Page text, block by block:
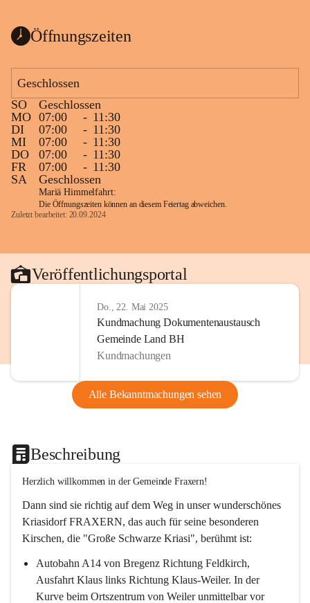
Öffnungszeiten
Geschlossen
SO
Geschlossen
MO 07:00 - 11:30
DI
07:00 - 11:30
MI
07:00 - 11:30
DO
07:00 - 11:30
FR
07:00 - 11:30
SA
Geschlossen
Mariä Himmelfahrt:
Die Öffnungszeiten können an diesem Feiertag abweichen.
Zuletzt bearbeitet: 20.09.2024
Veröffentlichungsportal
Do., 22. Mai 2025
Kundmachung Dokumentenaustausch
Gemeinde Land BH
Kundmachungen
Alle Bekanntmachungen sehen
Beschreibung
Herzlich willkommen in der Gemeinde Fraxern!
Dann sind sie richtig auf dem Weg in unser wunderschönes
Kriasidorf FRAXERN, das auch für seine besonderen
Kirschen, die "Große Schwarze Kriasi", berühmt ist:
Autobahn A14 von Bregenz Richtung Feldkirch,
Ausfahrt Klaus links Richtung Klaus-Weiler. In der
Kurve beim Ortszentrum von Weiler unmittelbar vor